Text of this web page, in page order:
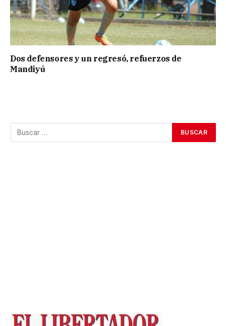
Dos defensores y un regresó, refuerzos de
Mandiyú